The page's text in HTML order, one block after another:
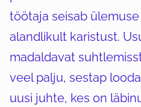
töötaja seisab
alandlikult karistust.
madaldavat
veel palju, sestap
uusi juhte, kes on